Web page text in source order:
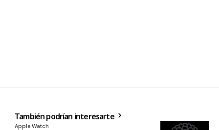
También podrían interesarte
Apple Watch